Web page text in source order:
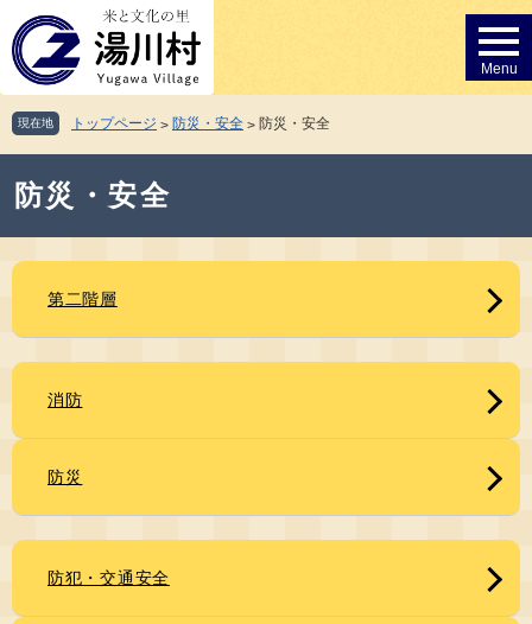
ー
ジ
先
頭
す。
ニ
ュ
を
飛
し
て
本
文
現在地 トップページ > 防災・安全 > 防災・安全
防災・安全
第二階層
消防
防災
防犯・交通安全